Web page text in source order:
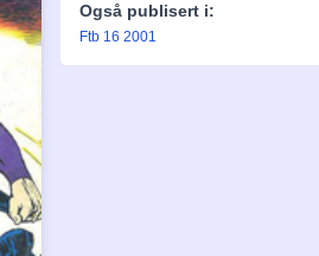
Også publisert i:
Ftb 16 2001